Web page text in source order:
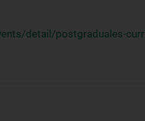
detail/postgraduales-